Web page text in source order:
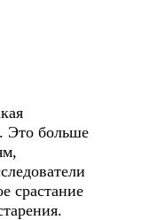
Это больше
срастание